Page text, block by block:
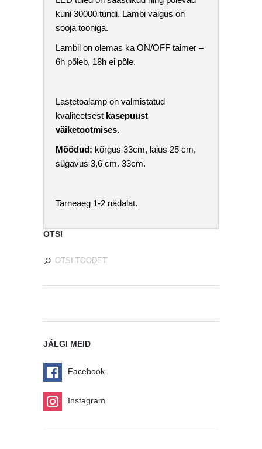
kuni 30000 tundi. Lambi valgus on
sooja tooniga.
Lambil on olemas ka ON/OFF taimer –
6h põleb, 18h ei põle.
Lastetoalamp on valmistatud
kvaliteetsest kasepuust
väiketootmises.
Mõõdud: kõrgus 33cm, laius 25 cm,
sügavus 3,6 cm. 33cm.
Tarneaeg 1-2 nädalat.
OTSI
JÄLGI MEID
Facebook
Instagram